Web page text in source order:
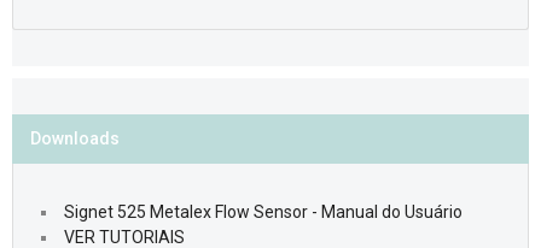
Downloads
Signet 525 Metalex Flow Sensor - Manual do Usuário
VER TUTORIAIS